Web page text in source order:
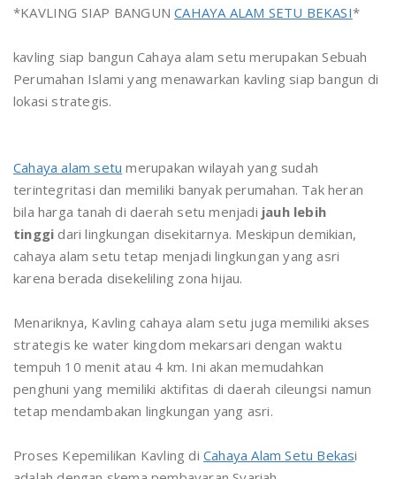
*KAVLING SIAP BANGUNCAHAYA ALAM SETU BEKASI*
kavling siap bangun Cahaya alam setu merupakan Sebuah
Perumahan Islami yang menawarkan kavling siap bangun di
lokasi strategis.
Cahaya alam setu merupakan wilayah yang sudah
terintegritasi dan memiliki banyak perumahan. Tak heran
bila harga tanah di daerah setu menjadi jauh lebih
tinggi dari lingkungan disekitarnya. Meskipun demikian,
cahaya alam setu tetap menjadi lingkungan yang asri
karena berada disekeliling zona hijau.
Menariknya, Kavling cahaya alam setu juga memiliki akses
strategis ke water kingdom mekarsari dengan waktu
tempuh 10 menit atau 4 km. Ini akan memudahkan
penghuni yang memiliki aktifitas di daerah cileungsi namun
tetap mendambakan lingkungan yang asri.
Proses Kepemilikan Kavling di Cahaya Alam Setu Bekasi